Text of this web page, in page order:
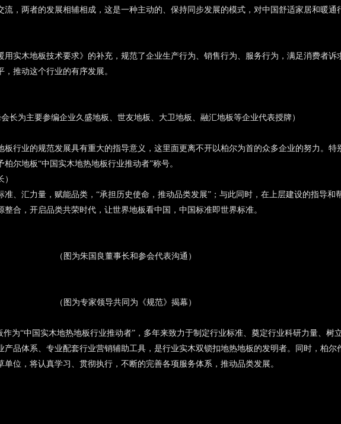
，两者的发展相辅相成，这是一种主动的、保持同步发展的模式，对中国舒适家居和暖通
实木地板技术要求》的补充，规范了企业生产行为、销售行为、服务行为，满足消费者诉
推动这个行业的有序发展。
会长为主要参编企业久盛地板、世友地板、大卫地板、融汇地板等企业代表授牌）
行业的规范发展具有重大的指导意义，这里面更离不开以柏尔为首的众多企业的努力。特
尔地板“中国实木地热地板行业推动者”称号。
、汇力量，赋能品类，“承担历史使命，推动品类发展”；与此同时，在上层建设的指导和
合，开启品类共荣时代，让世界地板看中国，中国标准即世界标准。
（图为朱国良董事长和参会代表沟通）
（图为专家领导共同为《规范》揭幕）
为“中国实木地热地板行业推动者”，多年来致力于制定行业标准、奠定行业科研力量、树
品体系、专业配套行业营销辅助工具，是行业实木双锁扣地热地板的发明者。同时，柏尔
位，将认真学习、贯彻执行，不断的完善各项服务体系，推动品类发展。